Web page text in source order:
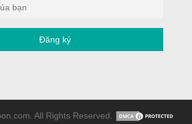
Đăng ký
All Rights Reserved.